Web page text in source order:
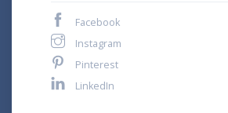
Facebook
Instagram
Pinterest
LinkedIn